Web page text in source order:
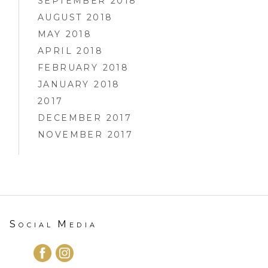
AUGUST 2018
MAY 2018
APRIL 2018
FEBRUARY 2018
JANUARY 2018
2017
DECEMBER 2017
NOVEMBER 2017
Social Media